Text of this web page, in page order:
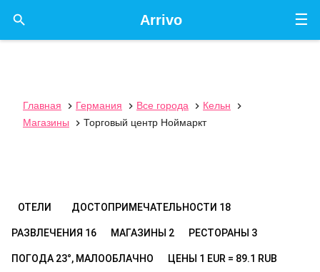
☰
Arrivo

Главная  Германия  Все города  Кельн

Магазины
 Торговый центр Ноймаркт
ОТЕЛИ ДОСТОПРИМЕЧАТЕЛЬНОСТИ 18
РАЗВЛЕЧЕНИЯ 16 МАГАЗИНЫ 2 РЕСТОРАНЫ 3
ПОГОДА 23°, МАЛООБЛАЧНО ЦЕНЫ 1 EUR = 89.1 RUB